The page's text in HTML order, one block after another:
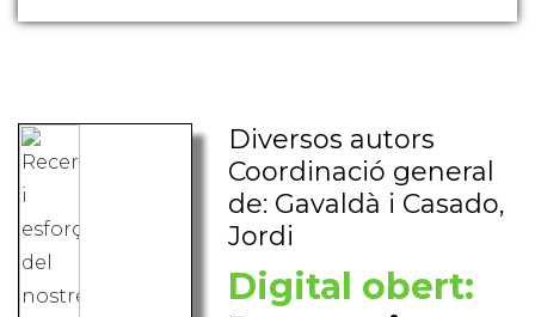
Diversos autors
Coordinació general
de: Gavaldà i Casado,
Jordi
Digital obert: